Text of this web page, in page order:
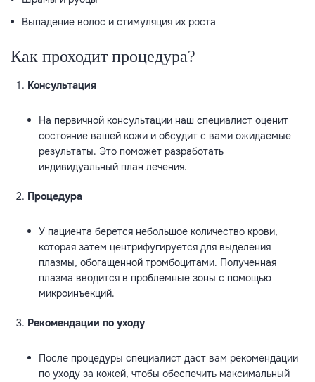
Выпадение волос и стимуляция их роста
Как проходит процедура?
Консультация
На первичной консультации наш специалист оценит
состояние вашей кожи и обсудит с вами ожидаемые
результаты. Это поможет разработать
индивидуальный план лечения.
Процедура
У пациента берется небольшое количество крови,
которая затем центрифугируется для выделения
плазмы, обогащенной тромбоцитами. Полученная
плазма вводится в проблемные зоны с помощью
микроинъекций.
Рекомендации по уходу
После процедуры специалист даст вам рекомендации
по уходу за кожей, чтобы обеспечить максимальный